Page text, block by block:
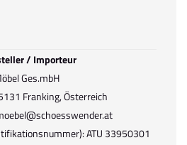
/ Importeur
Ges.mbH
Franking, Österreich
ATU 33950301